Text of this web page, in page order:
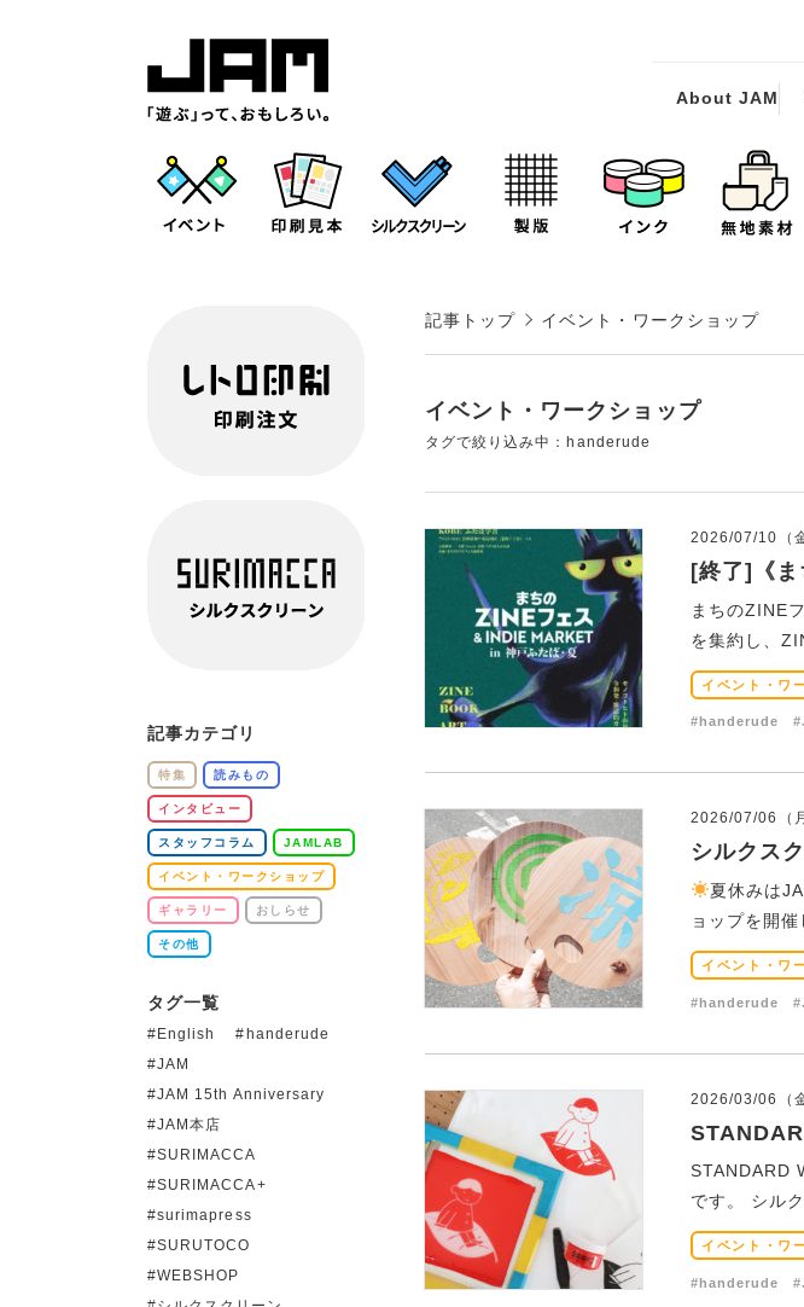
About JAM
記事トップ イベント・ワークショップ
イベント・ワークショップ
タグで絞り込み中：handerude
2026/07/10（金
[終了]《
まちのZINE
を集約し、
イベント・ワ
#handerude
2026/07/06（月
シルクス
夏休みは
ョップを開
イベント・ワ
#handerude
2026/03/06（金
STANDARD
です。 シル
イベント・ワ
#handerude
記事カテゴリ
特集 読みもの
インタビュー
スタッフコラム JAMLAB
イベント・ワークショップ
ギャラリー おしらせ
その他
タグ一覧
English
handerude
JAM
JAM 15th Anniversary
JAM本店
SURIMACCA
SURIMACCA+
surimapress
SURUTOCO
WEBSHOP